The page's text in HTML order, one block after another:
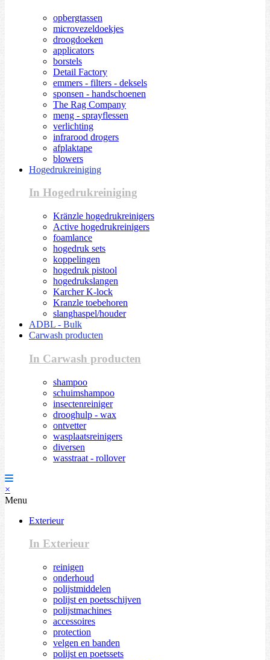
opbergtassen
microvezeldoekjes
droogdoeken
applicators
borstels
Detail Factory
emmers - filters - deksels
sponsen - handschoenen
The Rag Company
meng - sprayflessen
verlichting
infrarood drogers
afplaktape
blowers
Hogedrukreiniging
In Hogedrukreiniging
Kränzle hogedrukreinigers
Active hogedrukreinigers
foamlance
hogedruk sets
koppelingen
hogedruk pistool
hogedrukslangen
Karcher K-lock
Kranzle toebehoren
slanghaspel/houder
ADBL - Bulk
Carwash producten
In Carwash producten
shampoo
schuimshampoo
insectenreiniger
drooghulp - wax
ontvetter
wasplaatsreinigers
diversen
wasstraat - rollover
×
Menu
Exterieur
In Exterieur
reinigen
onderhoud
polijstmiddelen
polijst en poetsschijven
polijstmachines
accessoires
protection
velgen en banden
polijst en poetssets